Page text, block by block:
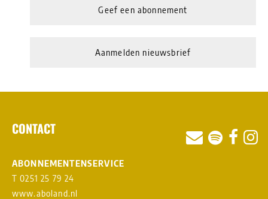
Geef een abonnement
Aanmelden nieuwsbrief
CONTACT
ABONNEMENTENSERVICE
T 0251 25 79 24
www.aboland.nl